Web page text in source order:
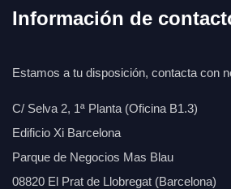
Información de
Estamos a tu disposición, contacta con
C/ Selva 2, 1ª Planta (Oficina B1.3)
Edificio Xi Barcelona
Parque de Negocios Mas Blau
08820 El Prat de Llobregat (Barcelona)